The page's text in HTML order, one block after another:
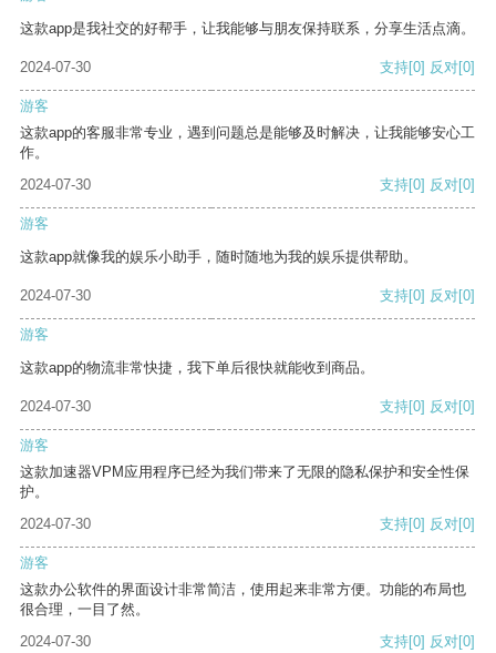
这款app是我社交的好帮手，让我能够与朋友保持联系，分享生活点滴。
2024-07-30 支持[0] 反对[0]
游客
这款app的客服非常专业，遇到问题总是能够及时解决，让我能够安心工
作。
2024-07-30
支持[0] 反对[0]
游客
这款app就像我的娱乐小助手，随时随地为我的娱乐提供帮助。
2024-07-30 支持[0] 反对[0]
游客
这款app的物流非常快捷，我下单后很快就能收到商品。
2024-07-30 支持[0] 反对[0]
游客
这款加速器VPM应用程序已经为我们带来了无限的隐私保护和安全性保
护。
2024-07-30
支持[0] 反对[0]
游客
这款办公软件的界面设计非常简洁，使用起来非常方便。功能的布局也
很合理，一目了然。
2024-07-30
支持[0] 反对[0]